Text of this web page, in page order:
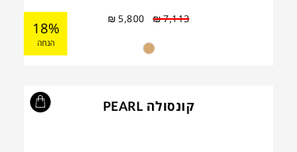
₪7,113
₪5,800
18%
הנחה
קונסולה PEARL